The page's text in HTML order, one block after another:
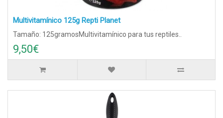
Multivitamínico 125g Repti Planet
Tamaño: 125gramosMultivitamínico para tus reptiles..
9,50€